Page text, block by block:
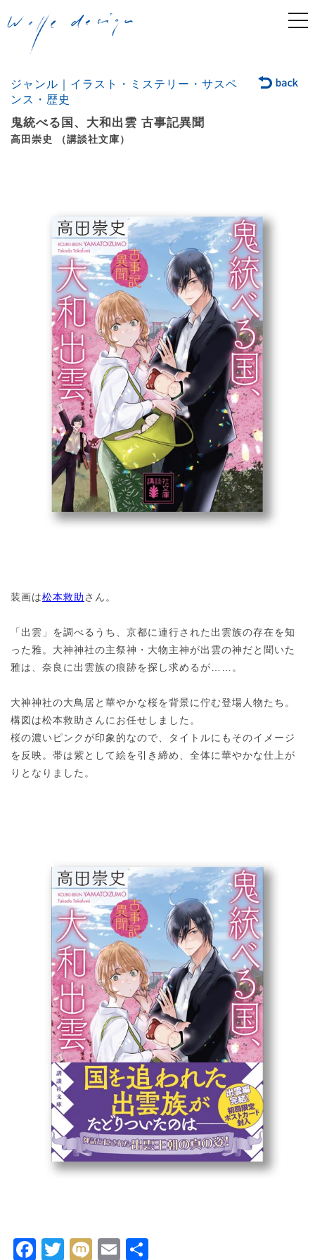
ジャンル｜イラスト・ミステリー・サスペ
ンス・歴史
鬼統べる国、大和出雲 古事記異聞
高田崇史 （講談社文庫）
装画は松本救助 さん。
「出雲」を調べるうち、京都に連行された出雲族の存在を知
った雅。大神神社の主祭神・大物主神が出雲の神だと聞いた
雅は、奈良に出雲族の痕跡を探し求めるが……。
大神神社の大鳥居と華やかな桜を背景に佇む登場人物たち。
構図は松本救助さんにお任せしました。
桜の濃いピンクが印象的なので、タイトルにもそのイメージ
を反映。帯は紫として絵を引き締め、全体に華やかな仕上が
りとなりました。
Facebook
Twitter
MixiEmail